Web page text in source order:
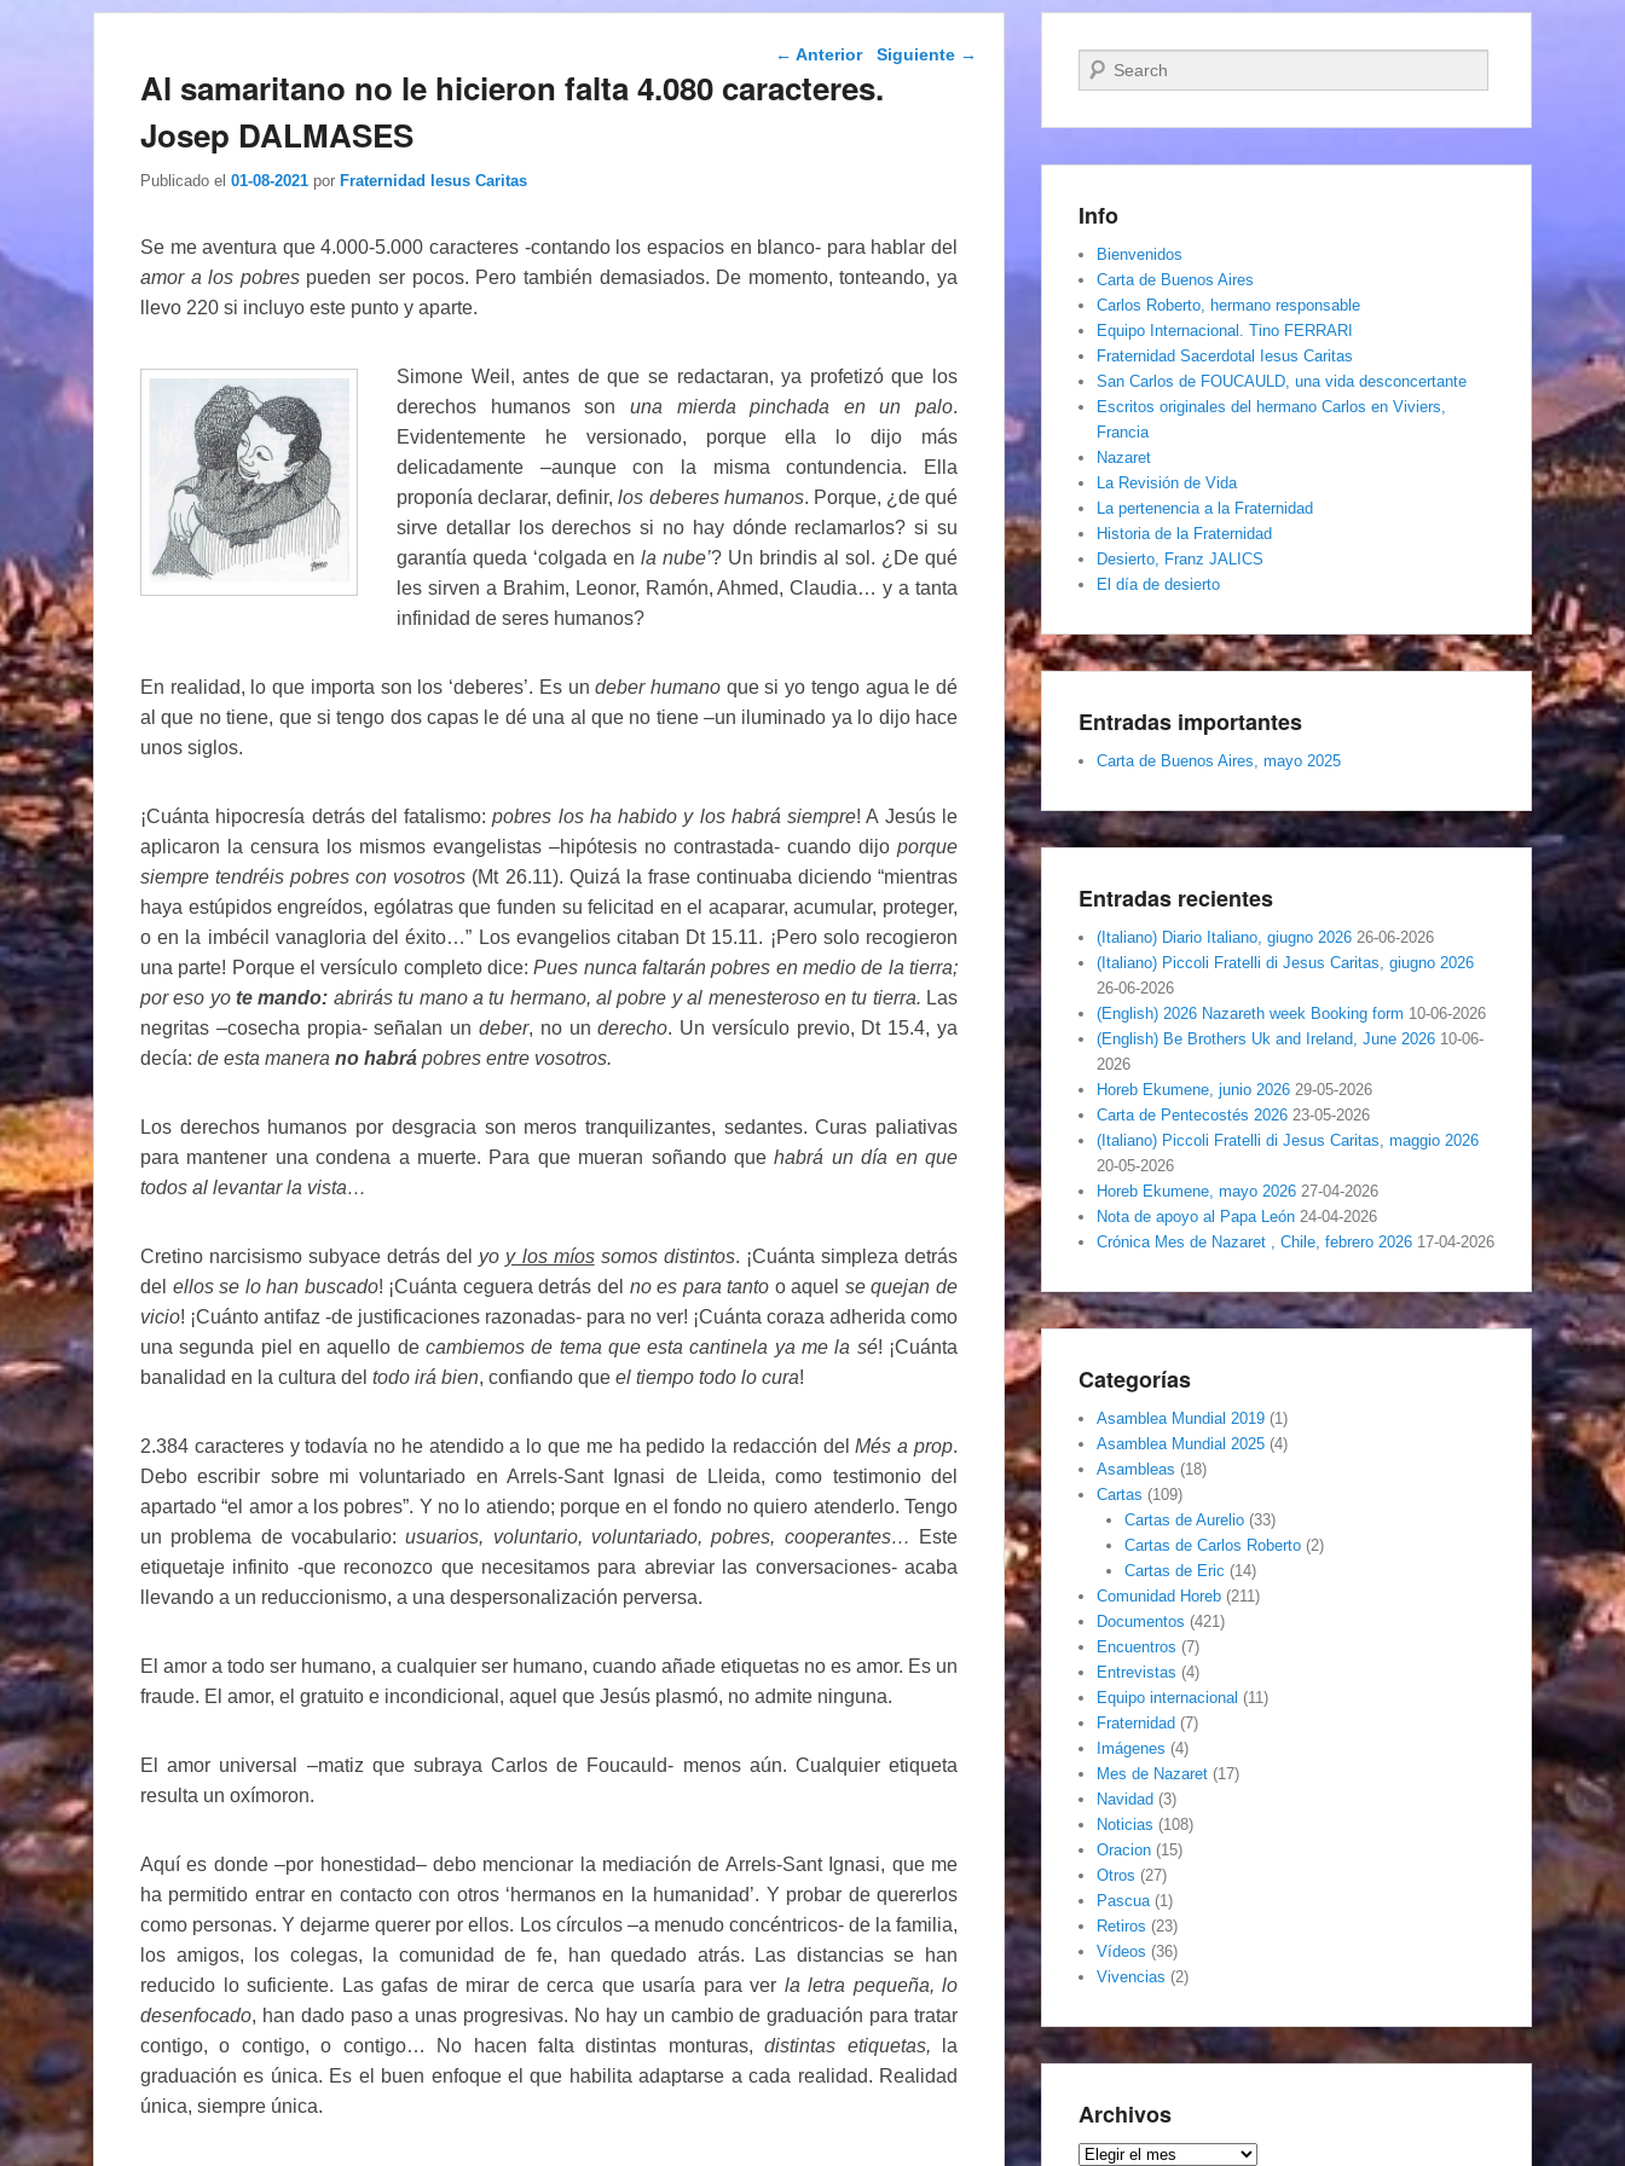
Navegación de
← Anterior Siguiente →
Al samaritano no le hicieron falta 4.080 caracteres.
Josep DALMASES
Publicado el 01-08-2021 por Fraternidad Iesus Caritas
Se me aventura que 4.000-5.000 caracteres -contando los espacios en blanco- para hablar del
amor a los pobrespueden ser pocos. Pero también demasiados. De momento, tonteando, ya
llevo 220 si incluyo este punto y aparte.
Simone Weil, antes de que se redactaran, ya profetizó que los
derechos humanos son una mierda pinchada en un palo.
Evidentemente he versionado, porque ella lo dijo más
delicadamente –aunque con la misma contundencia. Ella
proponía declarar, definir,los deberes humanos. Porque, ¿de qué
sirve detallar los derechos si no hay dónde reclamarlos? si su
garantía queda ‘colgada en la nube’? Un brindis al sol. ¿De qué
les sirven a Brahim, Leonor, Ramón, Ahmed, Claudia… y a tanta
infinidad de seres humanos?
En realidad, lo que importa son los ‘deberes’. Es undeber humano que si yo tengo agua le dé
al que no tiene, que si tengo dos capas le dé una al que no tiene –un iluminado ya lo dijo hace
unos siglos.
¡Cuánta hipocresía detrás del fatalismo:pobres los ha habido y los habrá siempre! A Jesús le
aplicaron la censura los mismos evangelistas –hipótesis no contrastada- cuando dijo porque
siempre tendréis pobres con vosotros (Mt 26.11). Quizá la frase continuaba diciendo “mientras
haya estúpidos engreídos, ególatras que funden su felicitad en el acaparar, acumular, proteger,
o en la imbécil vanagloria del éxito…” Los evangelios citaban Dt 15.11. ¡Pero solo recogieron
una parte! Porque el versículo completo dice:Pues nunca faltarán pobres en medio de la tierra;
por eso yote mando: abrirás tu mano a tu hermano, al pobre y al menesteroso en tu tierra. Las
negritas –cosecha propia- señalan un deber, no underecho. Un versículo previo, Dt 15.4, ya
decía: de esta manera no habrá pobres entre vosotros.
Los derechos humanos por desgracia son meros tranquilizantes, sedantes. Curas paliativas
para mantener una condena a muerte. Para que mueran soñando quehabrá un día en que
todos al levantar la vista…
Cretino narcisismo subyace detrás del yo y los míossomos distintos. ¡Cuánta simpleza detrás
del ellos se lo han buscado! ¡Cuánta ceguera detrás del no es para tanto o aquel se quejan de
vicio! ¡Cuánto antifaz -de justificaciones razonadas- para no ver! ¡Cuánta coraza adherida como
una segunda piel en aquello de cambiemos de tema que esta cantinela ya me la sé! ¡Cuánta
banalidad en la cultura del todo irá bien, confiando que el tiempo todo lo cura!
2.384 caracteres y todavía no he atendido a lo que me ha pedido la redacción delMés a prop.
Debo escribir sobre mi voluntariado en Arrels-Sant Ignasi de Lleida, como testimonio del
apartado “el amor a los pobres”. Y no lo atiendo; porque en el fondo no quiero atenderlo. Tengo
un problema de vocabulario:usuarios, voluntario, voluntariado, pobres, cooperantes… Este
etiquetaje infinito -que reconozco que necesitamos para abreviar las conversaciones- acaba
llevando a un reduccionismo, a una despersonalización perversa.
El amor a todo ser humano, a cualquier ser humano, cuando añade etiquetas no es amor. Es un
fraude. El amor, el gratuito e incondicional, aquel que Jesús plasmó, no admite ninguna.
El amor universal –matiz que subraya Carlos de Foucauld- menos aún. Cualquier etiqueta
resulta un oxímoron.
Aquí es donde –por honestidad– debo mencionar la mediación de Arrels-Sant Ignasi, que me
ha permitido entrar en contacto con otros ‘hermanos en la humanidad’. Y probar de quererlos
como personas. Y dejarme querer por ellos. Los círculos –a menudo concéntricos- de la familia,
los amigos, los colegas, la comunidad de fe, han quedado atrás. Las distancias se han
reducido lo suficiente. Las gafas de mirar de cerca que usaría para ver la letra pequeña, lo
desenfocado, han dado paso a unas progresivas. No hay un cambio de graduación para tratar
contigo, o contigo, o contigo… No hacen falta distintas monturas,distintas etiquetas, la
graduación es única. Es el buen enfoque el que habilita adaptarse a cada realidad. Realidad
única, siempre única.
Buscar
Info
Bienvenidos
Carta de Buenos Aires
Carlos Roberto, hermano responsable
Equipo Internacional. Tino FERRARI
Fraternidad Sacerdotal Iesus Caritas
San Carlos de FOUCAULD, una vida desconcertante
Escritos originales del hermano Carlos en Viviers,
Francia
Nazaret
La Revisión de Vida
La pertenencia a la Fraternidad
Historia de la Fraternidad
Desierto, Franz JALICS
El día de desierto
Entradas importantes
Carta de Buenos Aires, mayo 2025
Entradas recientes
(Italiano) Diario Italiano, giugno 2026 26-06-2026
(Italiano) Piccoli Fratelli di Jesus Caritas, giugno 2026
26-06-2026
(English) 2026 Nazareth week Booking form 10-06-2026
(English) Be Brothers Uk and Ireland, June 2026 10-06-
2026
Horeb Ekumene, junio 2026 29-05-2026
Carta de Pentecostés 2026 23-05-2026
(Italiano) Piccoli Fratelli di Jesus Caritas, maggio 2026
20-05-2026
Horeb Ekumene, mayo 2026 27-04-2026
Nota de apoyo al Papa León 24-04-2026
Crónica Mes de Nazaret , Chile, febrero 2026 17-04-2026
Categorías
Asamblea Mundial 2019 (1)
Asamblea Mundial 2025 (4)
Asambleas (18)
Cartas (109)
Cartas de Aurelio(33)
Cartas de Carlos Roberto(2)
Cartas de Eric (14)
Comunidad Horeb (211)
Documentos (421)
Encuentros (7)
Entrevistas (4)
Equipo internacional (11)
Fraternidad (7)
Imágenes (4)
Mes de Nazaret (17)
Navidad (3)
Noticias (108)
Oracion (15)
Otros (27)
Pascua(1)
Retiros (23)
Vídeos (36)
Vivencias (2)
Archivos
Archivos